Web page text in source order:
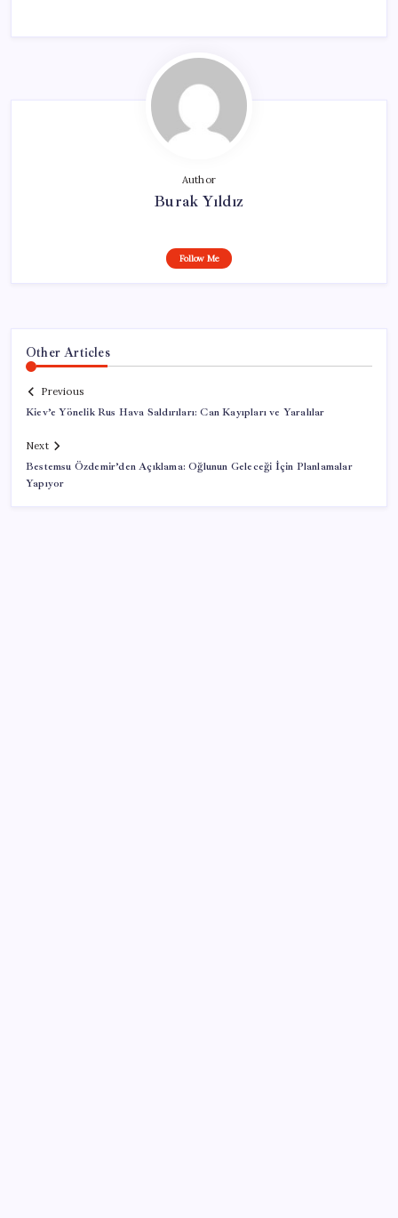
Author
Burak Yıldız
Follow Me
Other Articles
Previous
Kiev’e Yönelik Rus Hava Saldırıları: Can Kayıpları ve Yaralılar
Next
Bestemsu Özdemir’den Açıklama: Oğlunun Geleceği İçin Planlamalar
Yapıyor